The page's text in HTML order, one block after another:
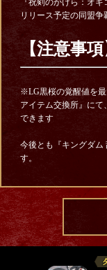
『祝剣のかけら：オ
リリース予定の同盟争
【注意事項
※LG黒桜の覚醒値を
アイテム交換所』に
できます
今後とも『キングダム
す。